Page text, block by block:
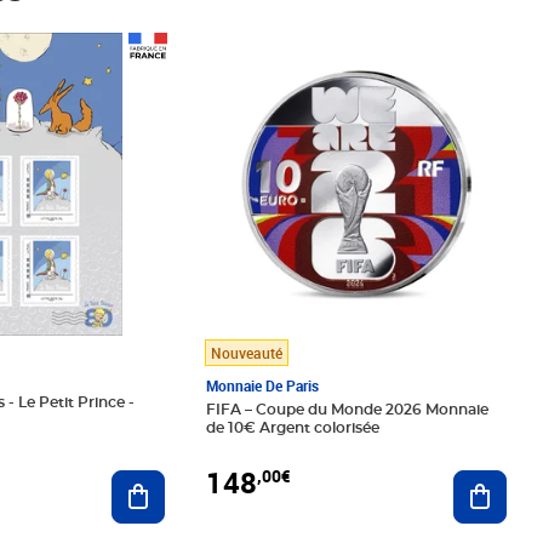
- Le Petit Prince -
Ajouter au panier
Nouveauté
Monnaie De Paris
FIFA – Coupe du Monde 2026 Monnaie
de 10€ Argent colorisée
148,00€